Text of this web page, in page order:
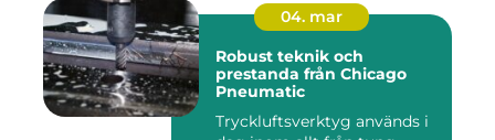
04. mar
Robust teknik och
prestanda från Chicago
Pneumatic
Tryckluftsverktyg används i